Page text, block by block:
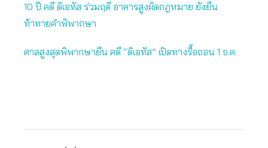
10 ปี คดี ดิเอทัส ร่วมฤดี อาคารสูงผิดกฎหมาย ยังยืน
ท้าทายคำพิพากษา
ศาลสูงสุดพิพากษายืน คดี “ดิเอทัส” เปิดทางรื้อถอน 1 ธ.ค.